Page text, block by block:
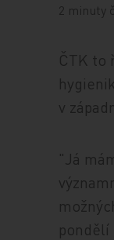
2 minuty
ČTK to
v
"Já
pondělí